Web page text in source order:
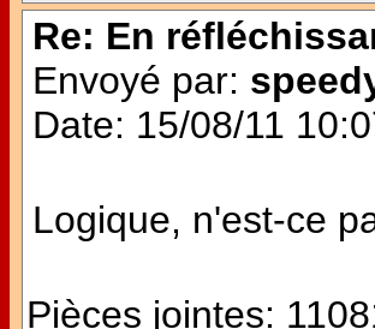
Re: En
Envoyé par:
Date: 15/08/11
Logique, n'est-ce
Pièces jointes: